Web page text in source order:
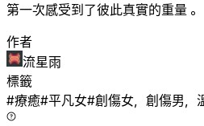
第一次感受到了彼此真實的重量 。
作者
流星雨
標籤
#療癒#平凡女#創傷女，創傷男，